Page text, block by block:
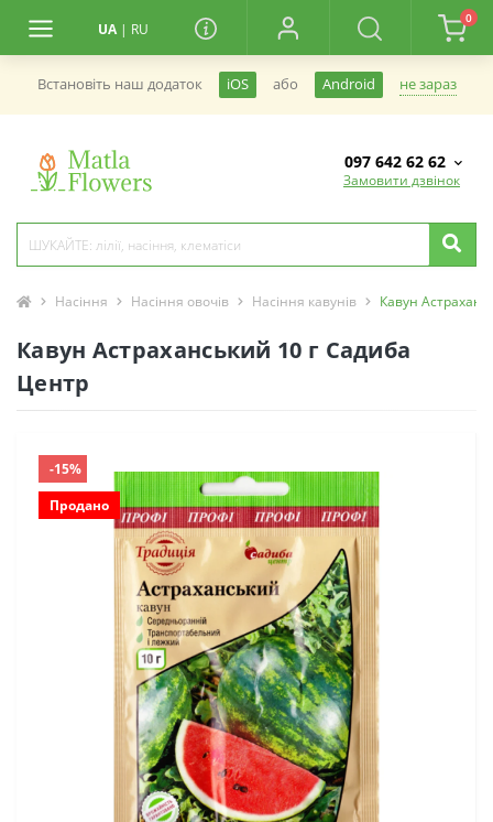
UA | RU
0
Встановiть наш додаток iOS або Android не зараз
097 642 62 62
Замовити дзвінок
Насіння Насіння овочів Насіння кавунів Кавун
Кавун Астраханський 10 г Садиба
Центр
-15%
Продано